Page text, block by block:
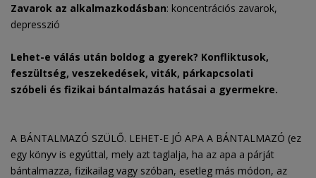
Zavarok az alkalmazkodásban: koncentrációs zavarok,
depresszió
Lehet-e válás után boldog a gyerek? Konfliktusok,
feszültség, veszekedések, viták, párkapcsolati
szóbeli és fizikai bántalmazás hatásai a gyermekre.
A BÁNTALMAZÓ SZÜLŐ. LEHET-E JÓ APA A BÁNTALMAZÓ (ez
egy könyv is egyúttal, mely azt taglalja, ha az apa a párját
bántalmazza, fizikailag vagy szóban, esetleg más módon, az